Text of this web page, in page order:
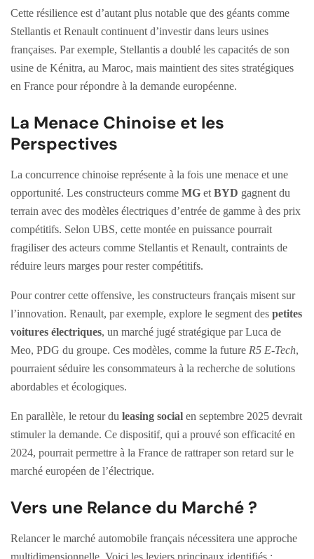
Cette résilience est d’autant plus notable que des géants comme
Stellantis et Renault continuent d’investir dans leurs usines
françaises. Par exemple, Stellantis a doublé les capacités de son
usine de Kénitra, au Maroc, mais maintient des sites stratégiques
en France pour répondre à la demande européenne.
La Menace Chinoise et les
Perspectives
La concurrence chinoise représente à la fois une menace et une
opportunité. Les constructeurs comme MG et BYD gagnent du
terrain avec des modèles électriques d’entrée de gamme à des prix
compétitifs. Selon UBS, cette montée en puissance pourrait
fragiliser des acteurs comme Stellantis et Renault, contraints de
réduire leurs marges pour rester compétitifs.
Pour contrer cette offensive, les constructeurs français misent sur
l’innovation. Renault, par exemple, explore le segment des petites
voitures électriques, un marché jugé stratégique par Luca de
Meo, PDG du groupe. Ces modèles, comme la future R5 E-Tech,
pourraient séduire les consommateurs à la recherche de solutions
abordables et écologiques.
En parallèle, le retour du leasing social en septembre 2025 devrait
stimuler la demande. Ce dispositif, qui a prouvé son efficacité en
2024, pourrait permettre à la France de rattraper son retard sur le
marché européen de l’électrique.
Vers une Relance du Marché ?
Relancer le marché automobile français nécessitera une approche
multidimensionnelle. Voici les leviers principaux identifiés :